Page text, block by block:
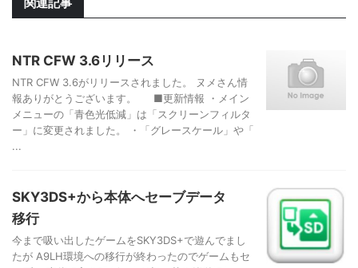
NTR CFW 3.6リリース
NTR CFW 3.6がリリースされました。 ヌメさん情
報ありがとうございます。 ■更新情報 ・メイン
メニューの「青色光低減」は「スクリーンフィルタ
ー」に変更されました。 ・「グレースケール」や「
...
SKY3DS+から本体へセーブデータ
移行
今まで吸い出したゲームをSKY3DS+で遊んでまし
たが A9LH環境への移行が終わったのでゲームもセ